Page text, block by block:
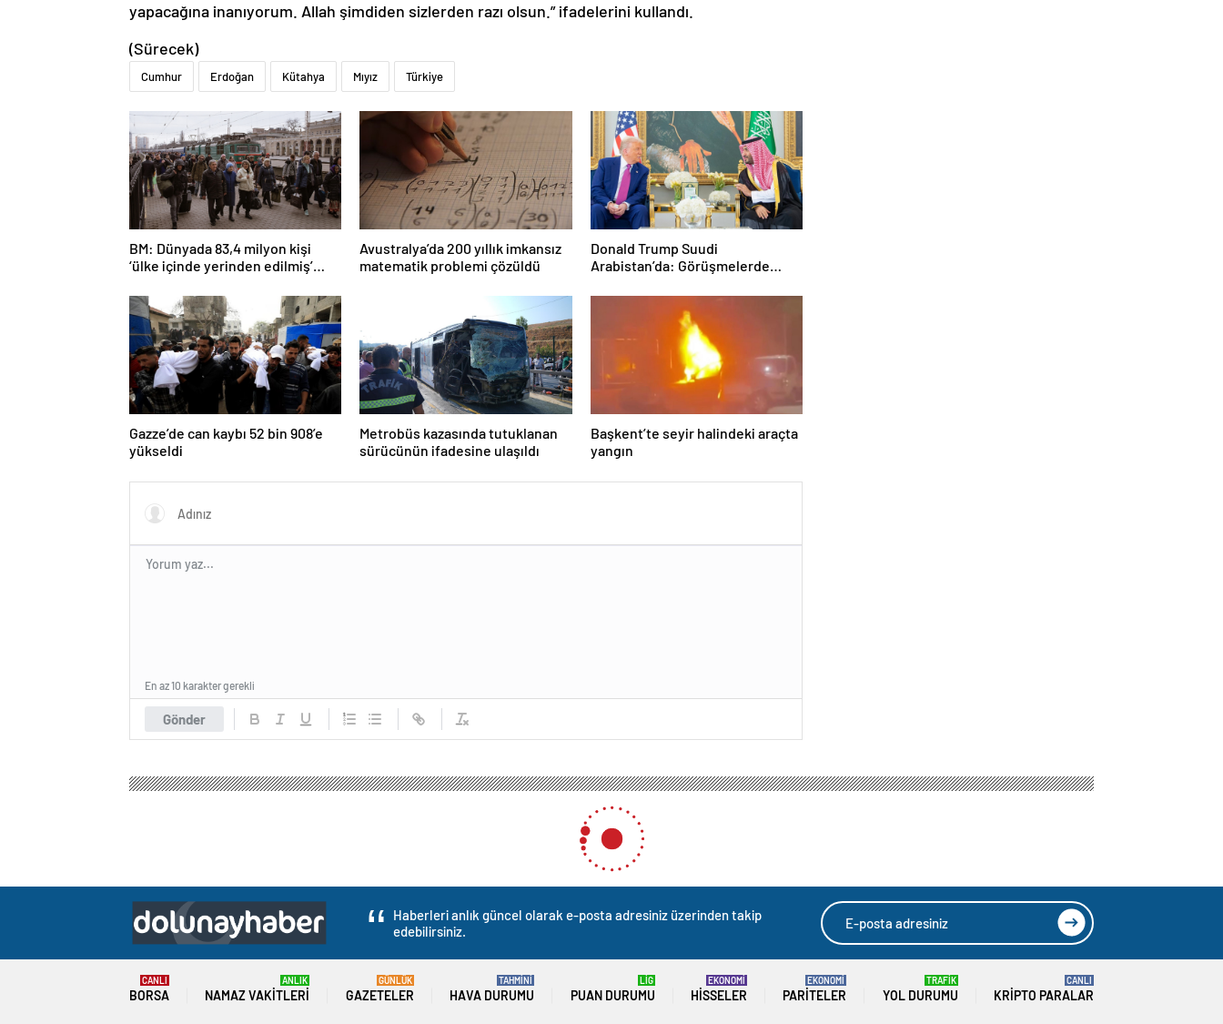
yapacağına inanıyorum. Allah şimdiden sizlerden razı olsun.” ifadelerini kullandı.
(Sürecek)
Cumhur Erdoğan Kütahya Mıyız Türkiye
BM: Dünyada 83,4 milyon kişi
‘ülke içinde yerinden edilmiş’
Avustralya’da 200 yıllık imkansız
matematik problemi çözüldü
Donald Trump Suudi
Arabistan’da: Görüşmelerde
Gazze’de can kaybı 52 bin 908’e
yükseldi
Metrobüs kazasında tutuklanan
sürücünün ifadesine ulaşıldı
Başkent’te seyir halindeki araçta
yangın
Gönder
En az 10 karakter gerekli
Haberleri anlık güncel olarak e-posta adresiniz üzerinden takip
edebilirsiniz.
BORSA
CANLI
NAMAZ VAKITLERI
ANLIK
GAZETELER
GÜNLÜK
HAVA DURUMU
TAHMİNİ
PUAN DURUMU
LİG
HISSELER
EKONOMİ
PARITELER
EKONOMİ
YOL DURUMU
TRAFİK
KRIPTO PARALAR
CANLI